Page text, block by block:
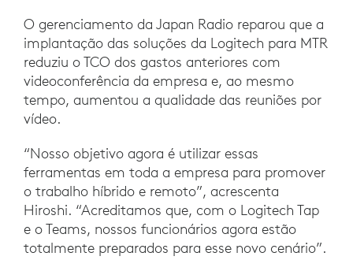
O gerenciamento da Japan Radio reparou que a
implantação das soluções da Logitech para MTR
reduziu o TCO dos gastos anteriores com
videoconferência da empresa e, ao mesmo
tempo, aumentou a qualidade das reuniões por
vídeo.
“Nosso objetivo agora é utilizar essas
ferramentas em toda a empresa para promover
o trabalho híbrido e remoto”, acrescenta
Hiroshi. “Acreditamos que, com o Logitech Tap
e o Teams, nossos funcionários agora estão
totalmente preparados para esse novo cenário”.